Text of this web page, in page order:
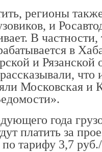
регионы
и
В частности,
в
и Рязанской
что
Московская и
года
платить за
тарифу 3,7